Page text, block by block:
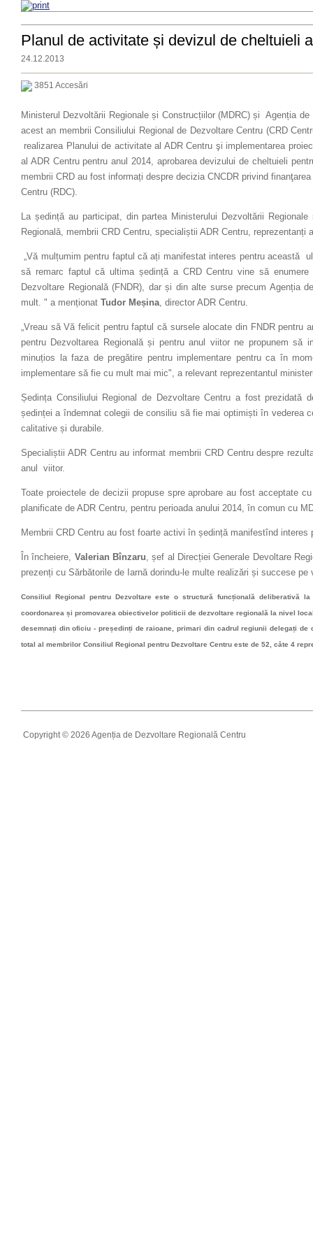
Planul de activitate și devizul de cheltuieli
24.12.2013
3851 Accesări
Ministerul Dezvoltării Regionale și Construcțiilor (MDRC) și Agenția
acest an membrii Consiliului Regional de Dezvoltare Centru (CRD
realizarea Planului de activitate al ADR Centru şi implementarea
al ADR Centru pentru anul 2014, aprobarea devizului de cheltuieli
membrii CRD au fost informați despre decizia CNCDR privind
Centru (RDC).
La ședință au participat, din partea Ministerului Dezvoltării
Regională, membrii CRD Centru, specialiștii ADR Centru,
„Vă mulțumim pentru faptul că ați manifestat interes pentru această
să remarc faptul că ultima ședință a CRD Centru vine să
Dezvoltare Regională (FNDR), dar și din alte surse precum Agenția
mult. " a menționat Tudor Meșina, director ADR Centru.
„Vreau să Vă felicit pentru faptul că sursele alocate din FNDR
pentru Dezvoltarea Regională și pentru anul viitor ne propunem
minuțios la faza de pregătire pentru implementare pentru ca în
implementare să fie cu mult mai mic", a relevant reprezentantul
Ședința Consiliului Regional de Dezvoltare Centru a fost prezidată
ședinței a îndemnat colegii de consiliu să fie mai optimiști în vederea
calitative și durabile.
Specialiștii ADR Centru au informat membrii CRD Centru despre
anul viitor.
Toate proiectele de decizii propuse spre aprobare au fost acceptate
planificate de ADR Centru, pentru perioada anului 2014, în comun cu
Membrii CRD Centru au fost foarte activi în ședință manifestînd
În încheiere, Valerian Bînzaru, șef al Direcției Generale Devoltare
prezenți cu Sărbătorile de Iarnă dorindu-le multe realizări și succese pe
Consiliul Regional pentru Dezvoltare este o structură funcțională deliberativă
coordonarea și promovarea obiectivelor politicii de dezvoltare regională la nivel
desemnați din oficiu - președinți de raioane, primari din cadrul regiunii delegați
total al membrilor Consiliul Regional pentru Dezvoltare Centru este de 52, câte 4
Copyright © 2026 Agenția de Dezvoltare Regională Centru